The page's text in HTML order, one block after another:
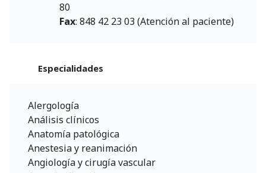
80
Fax: 848 42 23 03 (Atención al paciente)
Especialidades
Alergología
Análisis clínicos
Anatomía patológica
Anestesia y reanimación
Angiología y cirugía vascular